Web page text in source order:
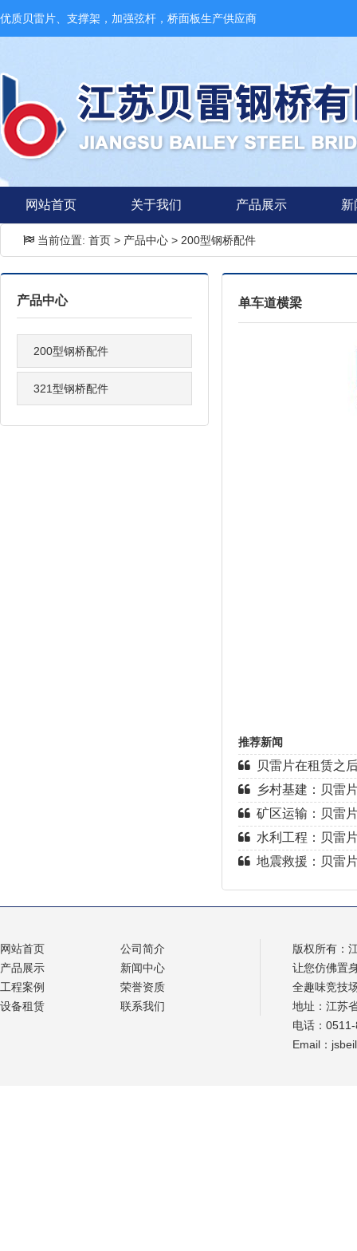
优质贝雷片、支撑架，加强弦杆，桥面板生产供应商
网站首页 关于我们 产品展示 新
当前位置: 首页 > 产品中心 > 200型钢桥配件
产品中心
200型钢桥配件
321型钢桥配件
单车道横梁
推荐新闻
贝雷片在租赁之
乡村基建：贝雷
矿区运输：贝雷
水利工程：贝雷
地震救援：贝雷
网站首页
公司简介
产品展示
新闻中心
工程案例
荣誉资质
设备租赁
联系我们
版权所有：
让您仿佛置
全趣味竞技
地址：江苏
电话：
Email：